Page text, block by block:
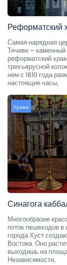
Реформатский
Самая нарядная
Тячеве – каменный
реформатский
трехъярусной
нем с 1810 года
настоящие часы,
Храми
Синагога
Многообразие
поток пешеходов в
города Хуст
Востока. Оно
выходишь на
Независимости,